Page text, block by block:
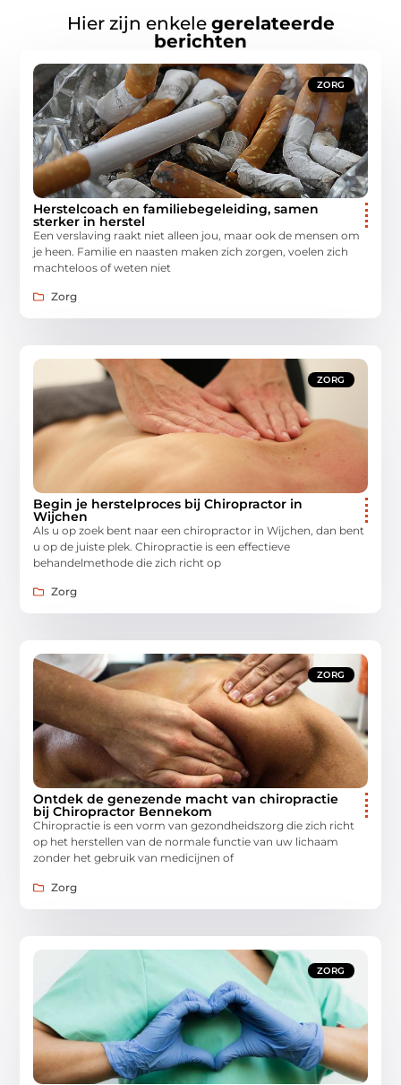
Hier zijn enkele gerelateerde
berichten
ZORG
Herstelcoach en familiebegeleiding, samen
sterker in herstel
Een verslaving raakt niet alleen jou, maar ook de mensen om
je heen. Familie en naasten maken zich zorgen, voelen zich
machteloos of weten niet
Zorg
ZORG
Begin je herstelproces bij Chiropractor in
Wijchen
Als u op zoek bent naar een chiropractor in Wijchen, dan bent
u op de juiste plek. Chiropractie is een effectieve
behandelmethode die zich richt op
Zorg
ZORG
Ontdek de genezende macht van chiropractie
bij Chiropractor Bennekom
Chiropractie is een vorm van gezondheidszorg die zich richt
op het herstellen van de normale functie van uw lichaam
zonder het gebruik van medicijnen of
Zorg
ZORG